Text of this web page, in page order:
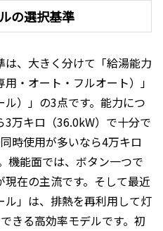
の選択基準
、大きく分けて「給湯能力
・オート・フルオート）」
ル）」の3点です。能力につ
万キロ（36.0kW）で十分で
時使用が多いなら4万キロ
機能面では、ボタン一つで
在の主流です。そして最近
」は、排熱を再利用して灯
きる高効率モデルです。初